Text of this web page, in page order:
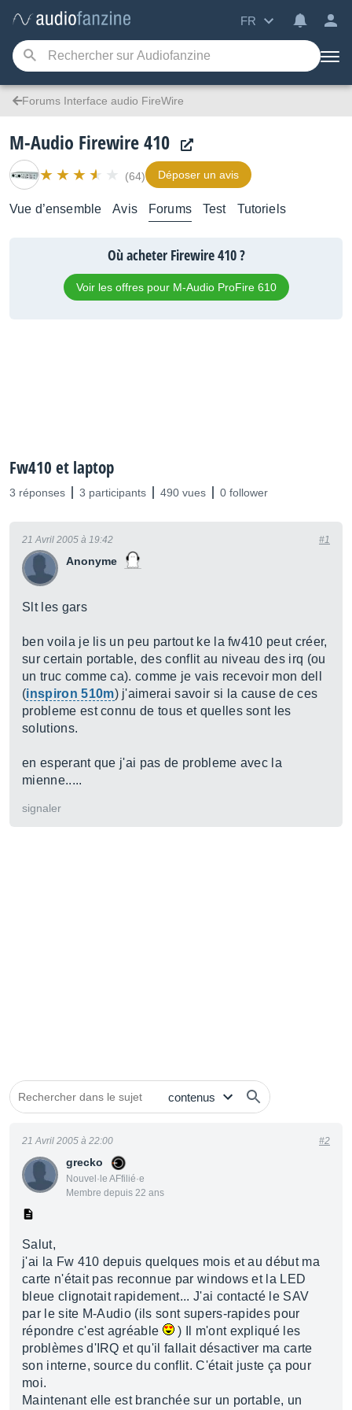
FR
Forums Interface audio FireWire
M-Audio Firewire 410
(64) Déposer un avis
Vue d’ensemble Avis Forums Test Tutoriels
Où acheter Firewire 410 ?
Voir les offres pour M-Audio ProFire 610
Fw410 et laptop
3 réponses 3 participants 490 vues 0 follower
Anonyme
21 Avril 2005 à 19:42 #1
Slt les gars
ben voila je lis un peu partout ke la fw410 peut créer,
sur certain portable, des conflit au niveau des irq (ou
un truc comme ca). comme je vais recevoir mon dell
(inspiron 510m) j'aimerai savoir si la cause de ces
probleme est connu de tous et quelles sont les
solutions.
en esperant que j'ai pas de probleme avec la
mienne.....
signaler
grecko
Nouvel·le AFfilié·e
Membre depuis 22 ans
21 Avril 2005 à 22:00 #2
Salut,
j'ai la Fw 410 depuis quelques mois et au début ma
carte n'était pas reconnue par windows et la LED
bleue clignotait rapidement... J'ai contacté le SAV
par le site M-Audio (ils sont supers-rapides pour
répondre c'est agréable
) Il m'ont expliqué les
problèmes d'IRQ et qu'il fallait désactiver ma carte
son interne, source du conflit. C'était juste ça pour
moi.
Maintenant elle est branchée sur un portable, un